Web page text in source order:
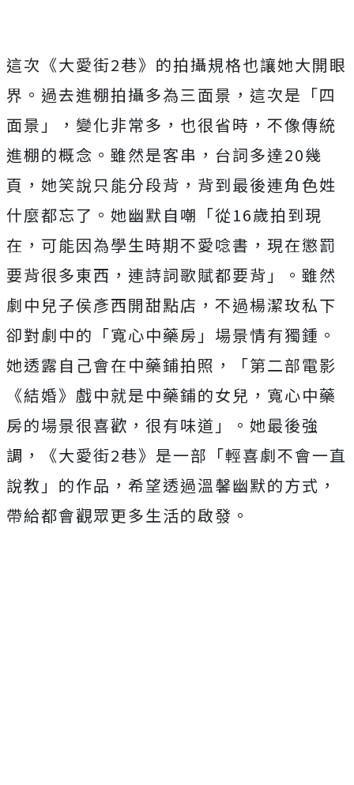
這次《大愛街2巷》的拍攝規格也讓她大開眼
界。過去進棚拍攝多為三面景，這次是「四
面景」，變化非常多，也很省時，不像傳統
進棚的概念。雖然是客串，台詞多達20幾
頁，她笑說只能分段背，背到最後連角色姓
什麼都忘了。她幽默自嘲「從16歲拍到現
在，可能因為學生時期不愛唸書，現在懲罰
要背很多東西，連詩詞歌賦都要背」。雖然
劇中兒子侯彥西開甜點店，不過楊潔玫私下
卻對劇中的「寬心中藥房」場景情有獨鍾。
她透露自己會在中藥鋪拍照，「第二部電影
《結婚》戲中就是中藥鋪的女兒，寬心中藥
房的場景很喜歡，很有味道」。她最後強
調，《大愛街2巷》是一部「輕喜劇不會一直
說教」的作品，希望透過溫馨幽默的方式，
帶給都會觀眾更多生活的啟發。